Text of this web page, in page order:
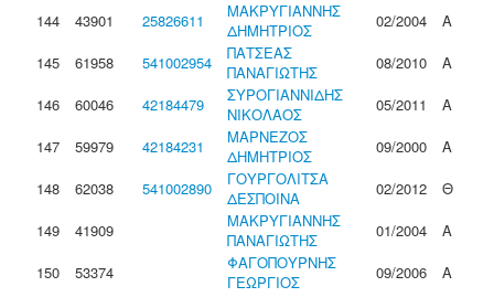
144
43901 25826611
ΜΑΚΡΥΓΙΑΝΝΗΣ
ΔΗΜΗΤΡΙΟΣ
02/2004
Α
145
61958 541002954
ΠΑΤΣΕΑΣ
ΠΑΝΑΓΙΩΤΗΣ
08/2010
Α
146
60046 42184479
ΣΥΡΟΓΙΑΝΝΙΔΗΣ
ΝΙΚΟΛΑΟΣ
05/2011
Α
147
59979 42184231
ΜΑΡΝΕΖΟΣ
ΔΗΜΗΤΡΙΟΣ
09/2000
Α
148
62038 541002890
ΓΟΥΡΓΟΛΙΤΣΑ
ΔΕΣΠΟΙΝΑ
02/2012
Θ
149
41909
ΜΑΚΡΥΓΙΑΝΝΗΣ
ΠΑΝΑΓΙΩΤΗΣ
01/2004
Α
150
53374
ΦΑΓΟΠΟΥΡΝΗΣ
ΓΕΩΡΓΙΟΣ
09/2006
Α